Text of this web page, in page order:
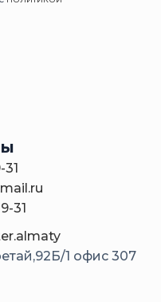
31
1 офис 307